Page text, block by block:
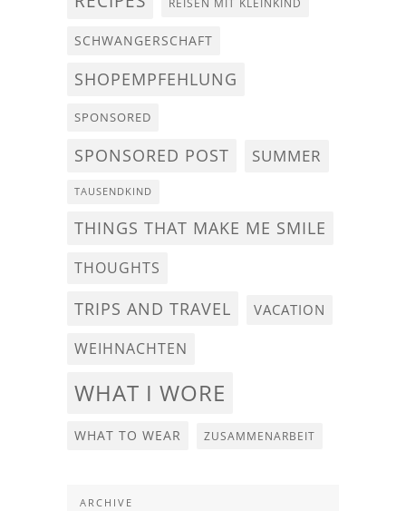
REISEN MIT KLEINKIND
SCHWANGERSCHAFT
SHOPEMPFEHLUNG
SPONSORED
SPONSORED POST SUMMER
TAUSENDKIND
THINGS THAT MAKE ME SMILE
THOUGHTS
TRIPS AND TRAVEL VACATION
WEIHNACHTEN
WHAT I WORE
WHAT TO WEAR ZUSAMMENARBEIT
ARCHIVE